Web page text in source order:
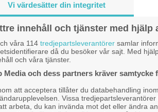
Vi värdesätter din integritet
innehåll och tjänster med hjälp
våra 114 tredjepartsleverantörer samlar
då du besöker vår sajt. Med
och våra tjänster.
Media och dess partners kräver samtycke
att acceptera tillåter du databehandling
Vissa
arbeta, du kan invända mot det eller ändra